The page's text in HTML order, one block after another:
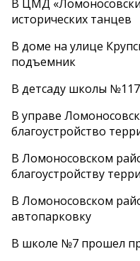
В ЦМД
исторических танцев
В доме на улице
подъемник
В детсаду школы
В управе
благоустройство
В Ломоносовском
благоустройству
В Ломоносовском
автопарковку
В школе №7 прошел